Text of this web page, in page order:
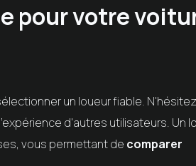
pour votre
un loueur fiable.
d'autres utilisateurs. Un
vous permettant de comparer